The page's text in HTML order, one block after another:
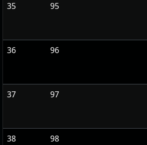
35
95
36
96
37
97
38
98